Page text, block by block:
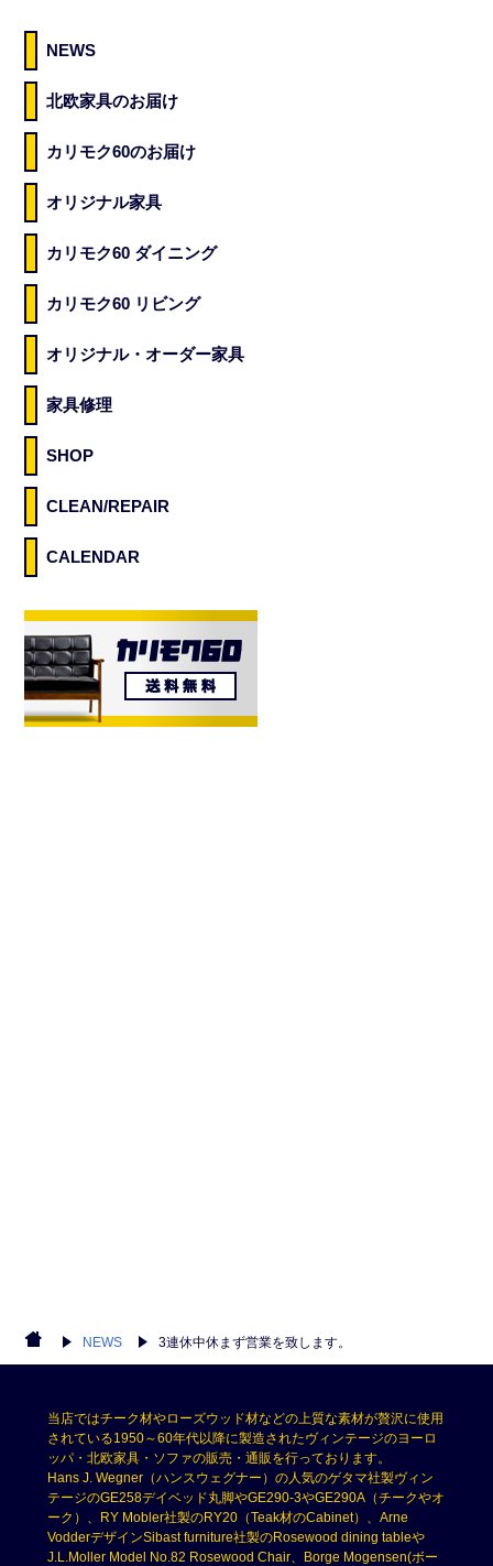
NEWS
北欧家具のお届け
カリモク60のお届け
オリジナル家具
カリモク60 ダイニング
カリモク60 リビング
オリジナル・オーダー家具
家具修理
SHOP
CLEAN/REPAIR
CALENDAR
NEWS 3連休中休まず営業を致します。
当店ではチーク材やローズウッド材などの上質な素材が贅沢に使用
されている1950～60年代以降に製造されたヴィンテージのヨーロ
ッパ・北欧家具・ソファの販売・通販を行っております。
Hans J. Wegner（ハンスウェグナー）の人気のゲタマ社製ヴィン
テージのGE258デイベッド丸脚やGE290-3やGE290A（チークやオ
ーク）、RY Mobler社製のRY20（Teak材のCabinet）、Arne
VodderデザインSibast furniture社製のRosewood dining tableや
J.L.Moller Model No.82 Rosewood Chair、Borge Mogensen(ボー